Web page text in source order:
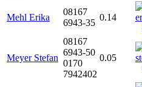
Mehl Erika
08167
6943-35
0.14
Meyer Stefan
08167
6943-50
0170
7942402
0.05